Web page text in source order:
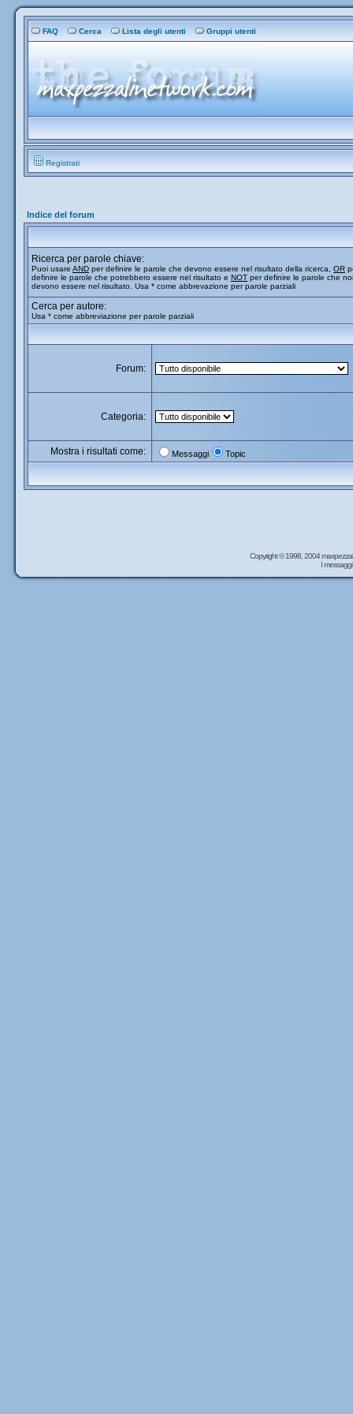
FAQ Cerca Lista degli utenti Gruppi utenti
Registrati
Indice del forum
Ricerca per parole chiave:
Puoi usare AND per definire le parole che devono essere nel risultato della ricerca, OR
definire le parole che potrebbero essere nel risultato e NOT per definire le parole che
devono essere nel risultato. Usa * come abbrevazione per parole parziali
Cerca per autore:
Usa * come abbreviazione per parole parziali
Forum:
Categoria:
Mostra i risultati come: Messaggi Topic
Copyright © 1998, 2004
I